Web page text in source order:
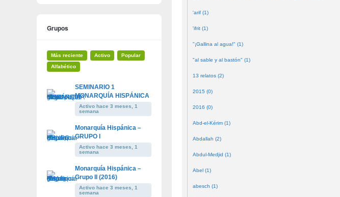
'arif (1)
'ifrit (1)
"¡Gallina al agua!" (1)
"al sable y al bastón" (1)
13 relatos (2)
2015 (0)
2016 (0)
Abd-el-Kérim (1)
Abdallah (2)
Abdul-Medjid (1)
Abel (1)
abesch (1)
Grupos
Más reciente Activo
Popular
Alfabético
SEMINARIO 1
MONARQUÍA HISPÁNICA
Activo hace 3 meses, 1
semana
Monarquía Hispánica –
GRUPO I
Activo hace 3 meses, 1
semana
Monarquía Hispánica –
Grupo II (2016)
Activo hace 3 meses, 1
semana